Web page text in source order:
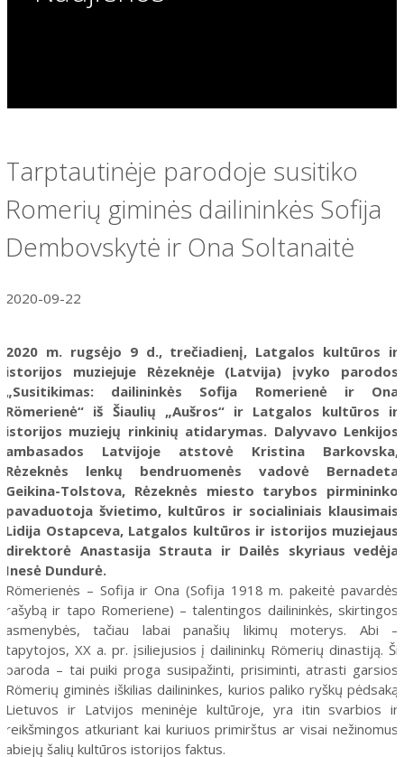
Tarptautinėje parodoje susitiko
Romerių giminės dailininkės Sofija
Dembovskytė ir Ona Soltanaitė
2020-09-22
2020 m. rugsėjo 9 d., trečiadienį, Latgalos kultūros ir
istorijos muziejuje Rėzeknėje (Latvija) įvyko parodos
„Susitikimas: dailininkės Sofija Romerienė ir Ona
Römerienė“ iš Šiaulių „Aušros“ ir Latgalos kultūros ir
istorijos muziejų rinkinių atidarymas. Dalyvavo Lenkijos
ambasados Latvijoje atstovė Kristina Barkovska,
Rėzeknės lenkų bendruomenės vadovė Bernadeta
Geikina-Tolstova, Rėzeknės miesto tarybos pirmininko
pavaduotoja švietimo, kultūros ir socialiniais klausimais
Lidija Ostapceva, Latgalos kultūros ir istorijos muziejaus
direktorė Anastasija Strauta ir Dailės skyriaus vedėja
Inesė Dundurė.
Römerienės – Sofija ir Ona (Sofija 1918 m. pakeitė pavardės
rašybą ir tapo Romeriene) – talentingos dailininkės, skirtingos
asmenybės, tačiau labai panašių likimų moterys. Abi –
tapytojos, XX a. pr. įsiliejusios į dailininkų Römerių dinastiją. Ši
paroda – tai puiki proga susipažinti, prisiminti, atrasti garsios
Römerių giminės iškilias dailininkes, kurios paliko ryškų pėdsaką
Lietuvos ir Latvijos meninėje kultūroje, yra itin svarbios ir
reikšmingos atkuriant kai kuriuos primirštus ar visai nežinomus
abiejų šalių kultūros istorijos faktus.